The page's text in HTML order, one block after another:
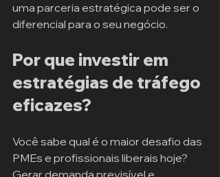
uma parceria estratégica pode ser o
diferencial para o seu negócio.
Por que investir em
estratégias de tráfego
eficazes?
Você sabe qual é o maior desafio das
PMEs e profissionais liberais hoje?
Gerar demanda previsível e